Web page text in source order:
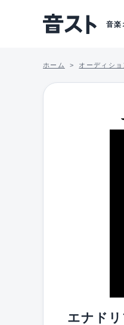
音楽
ホーム オーディショ
エナド